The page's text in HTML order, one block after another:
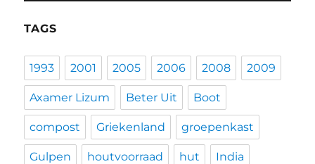
TAGS
1993 2001 2005 2006 2008 2009
Axamer Lizum Beter Uit Boot
compost Griekenland groepenkast
Gulpen houtvoorraad hut India